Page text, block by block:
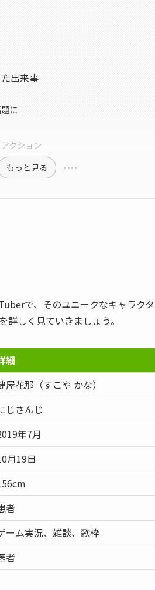
出来事
に
クション
もっと見る
で、そのユニークなキャラク
しく見ていきましょう。
細
屋花那（すこや かな）
じさんじ
年7月
月19日
者
ーム実況、雑談、歌枠
者